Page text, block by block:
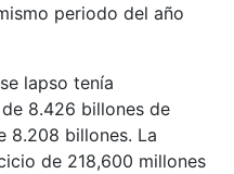
periodo del año
lapso tenía
8.426 billones de
8.208 billones. La
de 218,600 millones